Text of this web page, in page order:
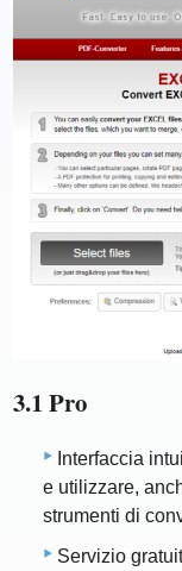
3.1 Pro
Interfaccia
e utilizzare,
strumenti di
Servizio